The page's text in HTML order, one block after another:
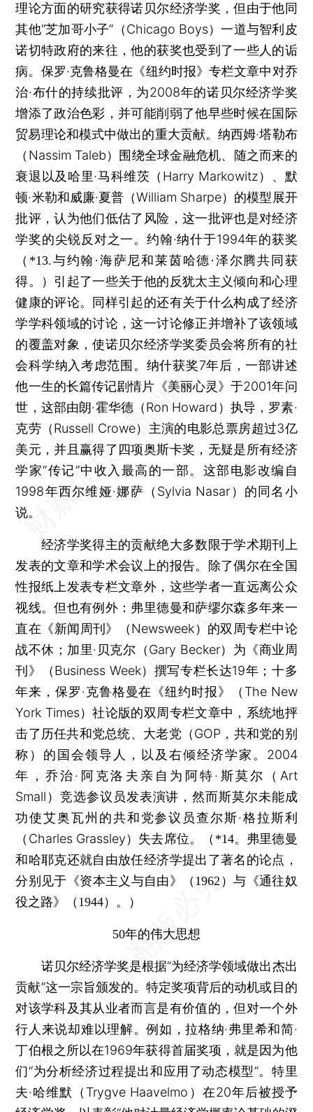
理论方面的研究获得诺贝尔经济学奖，但由于他同
其他“芝加哥小子”（Chicago Boys）一道与智利皮
诺切特政府的来往，他的获奖也受到了一些人的诟
病。保罗·克鲁格曼在《纽约时报》专栏文章中对乔
治·布什的持续批评，为2008年的诺贝尔经济学奖
增添了政治色彩，并可能削弱了他早些时候在国际
贸易理论和模式中做出的重大贡献。纳西姆·塔勒布
（Nassim Taleb）围绕全球金融危机、随之而来的
衰退以及哈里·马科维茨（Harry Markowitz）、默
顿·米勒和威廉·夏普（William Sharpe）的模型展开
批评，认为他们低估了风险，这一批评也是对经济
学奖的尖锐反对之一。约翰·纳什于1994年的获奖
（*13.与约翰·海萨尼和莱茵哈德·泽尔腾共同获
得。） 引起了一些关于他的反犹太主义倾向和心理
健康的评论。同样引起的还有关于什么构成了经济
学学科领域的讨论，这一讨论修正并增补了该领域
的覆盖对象，使诺贝尔经济学奖委员会将所有的社
会科学纳入考虑范围。纳什获奖7年后，一部讲述
他一生的长篇传记剧情片《美丽心灵》于2001年问
世，这部由朗·霍华德（Ron Howard）执导，罗素·
克劳（Russell Crowe）主演的电影总票房超过3亿
美元，并且赢得了四项奥斯卡奖，无疑是所有经济
学家“传记”中收入最高的一部。这部电影改编自
1998年西尔维娅·娜萨（Sylvia Nasar）的同名小
说。
经济学奖得主的贡献绝大多数限于学术期刊上
发表的文章和学术会议上的报告。除了偶尔在全国
性报纸上发表专栏文章外，这些学者一直远离公众
视线。但也有例外：弗里德曼和萨缪尔森多年来一
直在《新闻周刊》（Newsweek）的双周专栏中论
战不休；加里·贝克尔（Gary Becker）为《商业周
刊》（Business Week）撰写专栏长达19年；十多
年来，保罗·克鲁格曼在《纽约时报》（The New
York Times）社论版的双周专栏文章中，系统地抨
击了历任共和党总统、大老党（GOP，共和党的别
称）的国会领导人，以及右倾经济学家。2004
年，乔治·阿克洛夫亲自为阿特·斯莫尔（Art
Small）竞选参议员发表演讲，然而斯莫尔未能成
功使艾奥瓦州的共和党参议员查尔斯·格拉斯利
（Charles Grassley）失去席位。
（*14。弗里德曼
和哈耶克还就自由放任经济学提出了著名的论点，
分别见于《资本主义与自由》（1962）与《通往奴
役之路》（1944）。）
50年的伟大思想
诺贝尔经济学奖是根据“为经济学领域做出杰出
贡献”这一宗旨颁发的。特定奖项背后的动机或目的
对该学科及其从业者而言是有价值的，但对一个外
行人来说却难以理解。例如，拉格纳·弗里希和简·
丁伯根之所以在1969年获得首届奖项，就是因为他
们“为分析经济过程提出和应用了动态模型”。特里
夫·哈维默（Trygve Haavelmo）在20年后被授予